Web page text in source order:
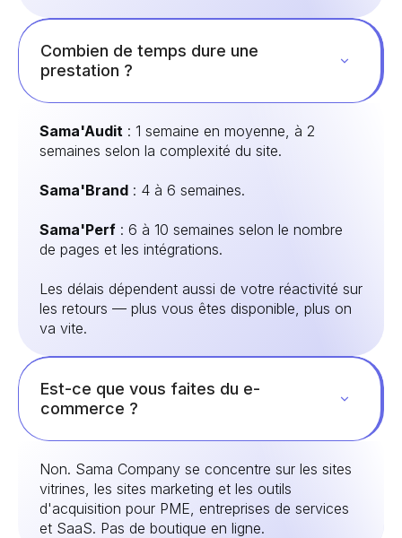
Combien de temps dure une
prestation ?
Sama'Audit : 1 semaine en moyenne, à 2
semaines selon la complexité du site.
Sama'Brand : 4 à 6 semaines.
Sama'Perf : 6 à 10 semaines selon le nombre
de pages et les intégrations.
Les délais dépendent aussi de votre réactivité sur
les retours — plus vous êtes disponible, plus on
va vite.
Est-ce que vous faites du e-
commerce ?
Non. Sama Company se concentre sur les sites
vitrines, les sites marketing et les outils
d'acquisition pour PME, entreprises de services
et SaaS. Pas de boutique en ligne.